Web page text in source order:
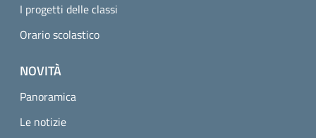
I progetti delle classi
Orario scolastico
NOVITÀ
Panoramica
Le notizie